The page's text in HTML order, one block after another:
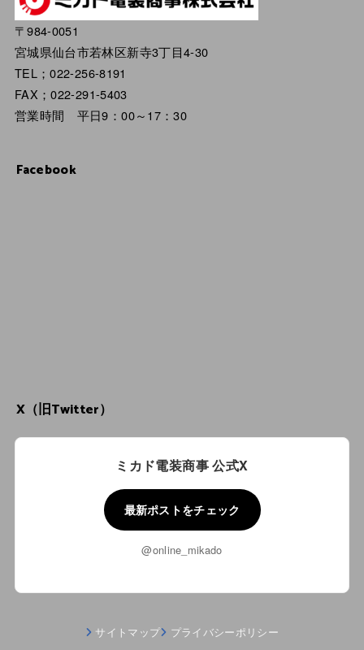
〒984-0051
宮城県仙台市若林区新寺3丁目4-30
TEL；022-256-8191
FAX；022-291-5403
営業時間 平日9：00～17：30
Facebook
X（旧Twitter）
ミカド電装商事 公式X
最新ポストをチェック
@online_mikado
サイトマップ プライバシーポリシー